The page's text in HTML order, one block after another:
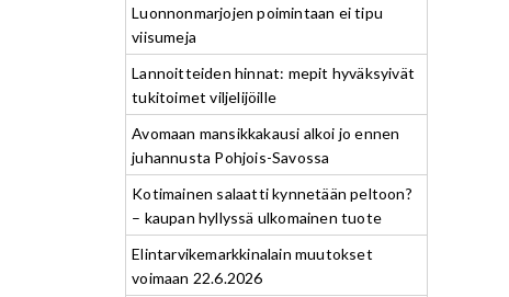
Luonnonmarjojen poimintaan ei tipu
viisumeja
Lannoitteiden hinnat: mepit hyväksyivät
tukitoimet viljelijöille
Avomaan mansikkakausi alkoi jo ennen
juhannusta Pohjois-Savossa
Kotimainen salaatti kynnetään peltoon?
– kaupan hyllyssä ulkomainen tuote
Elintarvikemarkkinalain muutokset
voimaan 22.6.2026